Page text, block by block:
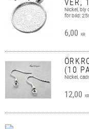
Nickel,
för bild:
6,00 KR
(10
Nickel,
12,00 KR